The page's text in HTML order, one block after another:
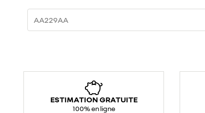
ESTIMATION GRATUITE
100% en ligne